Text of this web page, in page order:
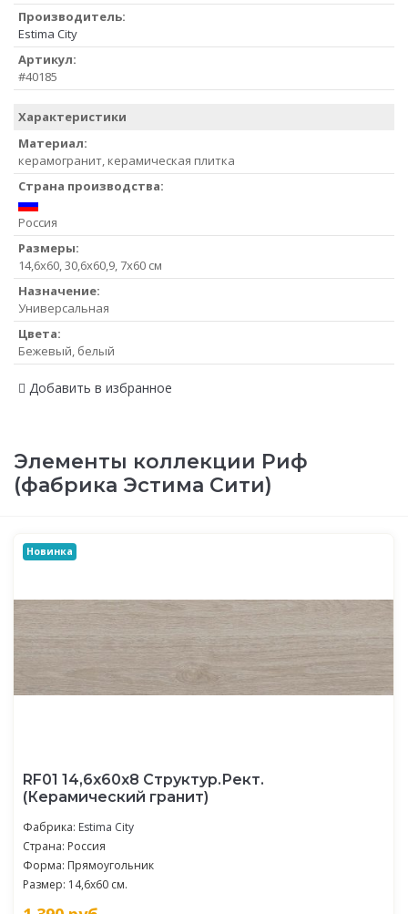
Производитель:
Estima City
Артикул:
#40185
Характеристики
Материал:
керамогранит, керамическая плитка
Страна производства:
Россия
Размеры:
14,6x60, 30,6x60,9, 7x60 см
Назначение:
Универсальная
Цвета:
Бежевый, белый
Добавить в избранное
Элементы коллекции Риф
(фабрика Эстима Сити)
Новинка
RF01 14,6x60x8 Структур.Рект.
(Керамический гранит)
Фабрика: Estima City
Страна: Россия
Форма: Прямоугольник
Размер: 14,6x60 см.